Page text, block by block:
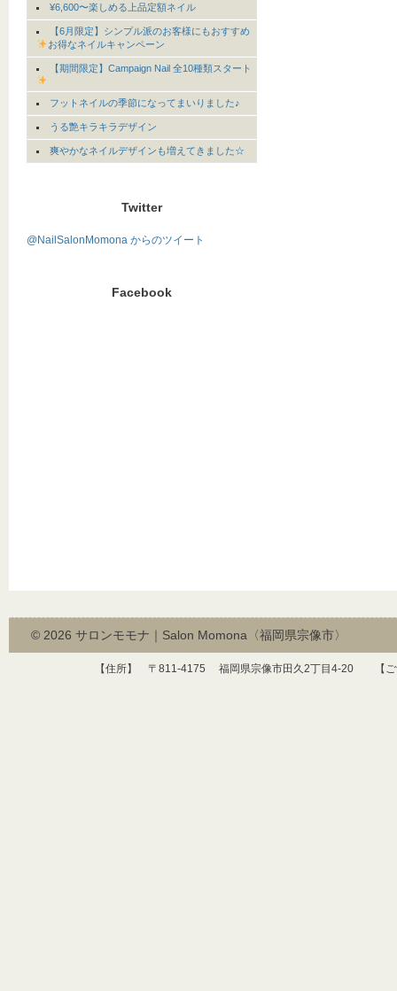
¥6,600〜楽しめる上品定額ネイル
【6月限定】シンプル派のお客様にもおすすめ
お得なネイルキャンペーン
【期間限定】Campaign Nail 全10種類スタート
フットネイルの季節になってまいりました♪
うる艶キラキラデザイン
爽やかなネイルデザインも増えてきました☆
Twitter
@NailSalonMomona からのツイート
Facebook
© 2026 サロンモモナ｜Salon Momona〈福岡県宗像市〉
【住所】 〒 811-4175 福岡県宗像市田久2丁目 4-20 【ご